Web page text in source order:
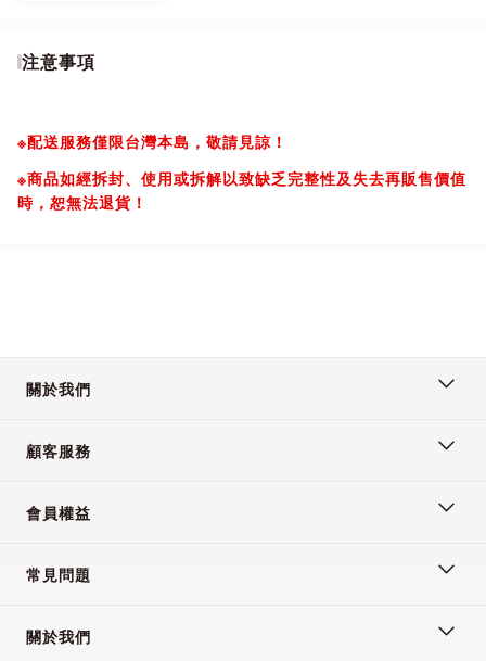
注意事項
※配送服務僅限台灣本島，敬請見諒！
※商品如經拆封、使用或拆解以致缺乏完整性及失去再販售價值
時，恕無法退貨！
關於我們
顧客服務
會員權益
常見問題
關於我們